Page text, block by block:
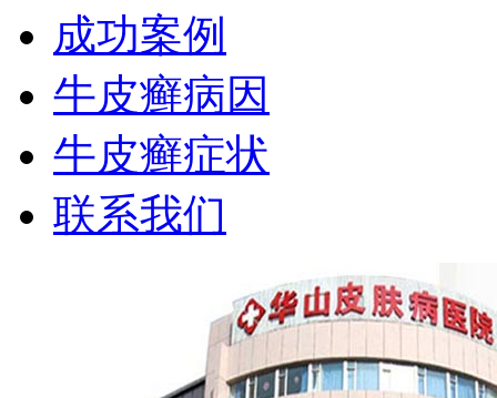
成功案例
牛皮癣病因
牛皮癣症状
联系我们